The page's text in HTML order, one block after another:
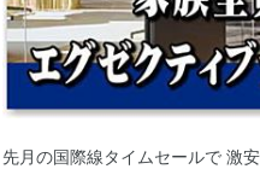
先月の国際線タイムセールで 激